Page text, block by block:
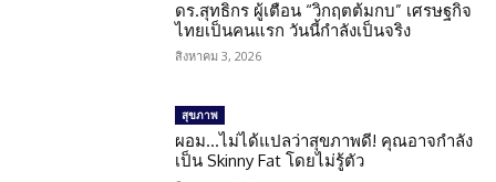
ดร.สุทธิกร ผู้เตือน “วิกฤตต้มกบ” เศรษฐกิจ
ไทยเป็นคนแรก วันนี้กำลังเป็นจริง
สิงหาคม 3, 2026
สุขภาพ
ผอม…ไม่ได้แปลว่าสุขภาพดี! คุณอาจกำลัง
เป็น Skinny Fat โดยไม่รู้ตัว